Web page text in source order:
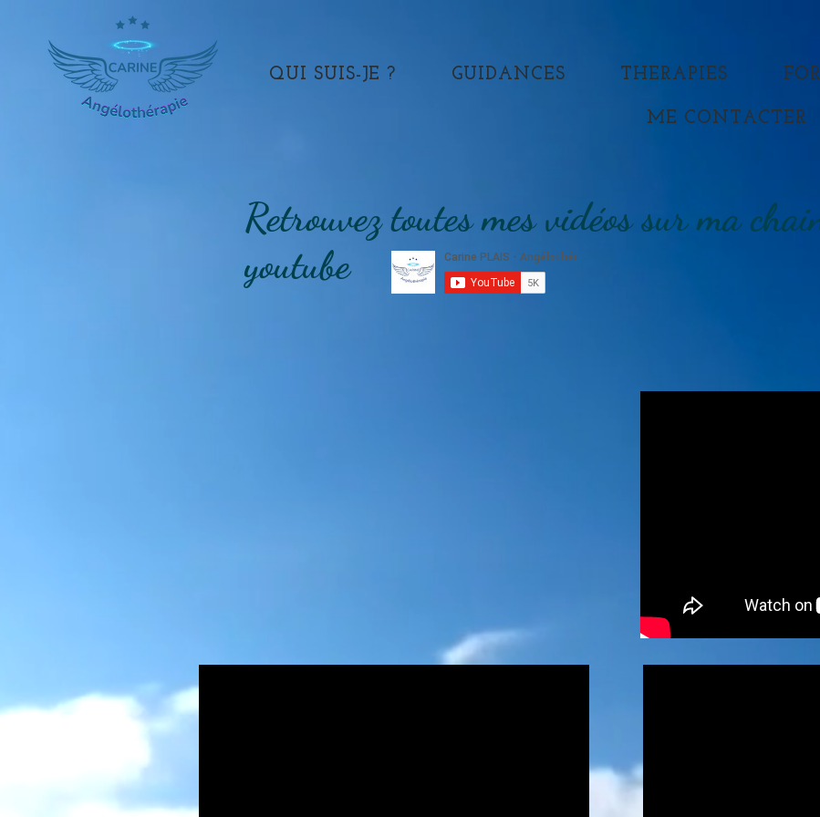
QUI SUIS-JE ? GUIDANCES THERAPIES
ME CONTACTER
Retrouvez toutes mes vidéos sur ma
youtube